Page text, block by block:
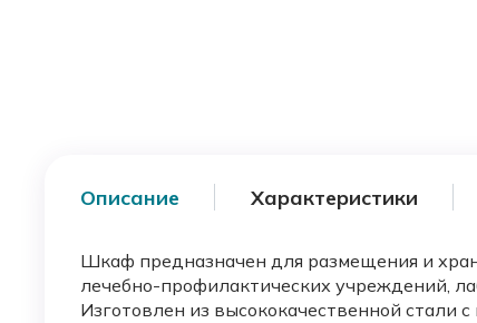
Описание Характеристики
Шкаф предназначен для размещения и
лечебно-профилактических учреждений,
Изготовлен из высококачественной стали